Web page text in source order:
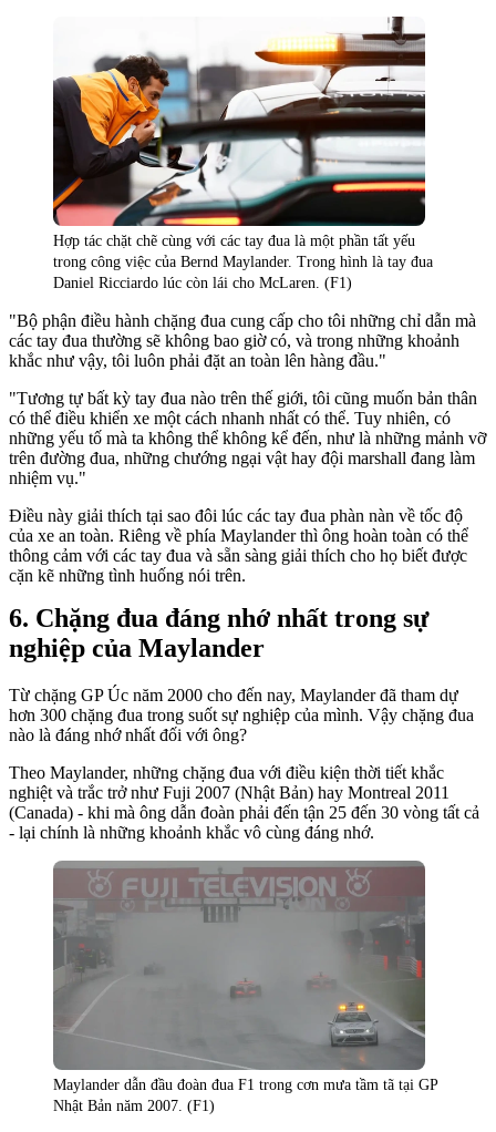
Hợp tác chặt chẽ cùng với các tay đua là một phần tất yếu
trong công việc của Bernd Maylander. Trong hình là tay đua
Daniel Ricciardo lúc còn lái cho McLaren. (F1)
"Bộ phận điều hành chặng đua cung cấp cho tôi những chỉ dẫn mà
các tay đua thường sẽ không bao giờ có, và trong những khoảnh
khắc như vậy, tôi luôn phải đặt an toàn lên hàng đầu."
"Tương tự bất kỳ tay đua nào trên thế giới, tôi cũng muốn bản thân
có thể điều khiển xe một cách nhanh nhất có thể. Tuy nhiên, có
những yếu tố mà ta không thể không kể đến, như là những mảnh vỡ
trên đường đua, những chướng ngại vật hay đội marshall đang làm
nhiệm vụ."
Điều này giải thích tại sao đôi lúc các tay đua phàn nàn về tốc độ
của xe an toàn. Riêng về phía Maylander thì ông hoàn toàn có thể
thông cảm với các tay đua và sẵn sàng giải thích cho họ biết được
cặn kẽ những tình huống nói trên.
Chặng đua đáng nhớ nhất trong sự
nghiệp của Maylander
Từ chặng GP Úc năm 2000 cho đến nay, Maylander đã tham dự
hơn 300 chặng đua trong suốt sự nghiệp của mình. Vậy chặng đua
nào là đáng nhớ nhất đối với ông?
Theo Maylander, những chặng đua với điều kiện thời tiết khắc
nghiệt và trắc trở như Fuji 2007 (Nhật Bản) hay Montreal 2011
(Canada) - khi mà ông dẫn đoàn phải đến tận 25 đến 30 vòng tất cả
- lại chính là những khoảnh khắc vô cùng đáng nhớ.
Maylander dẫn đầu đoàn đua F1 trong cơn mưa tầm tã tại GP
Nhật Bản năm 2007. (F1)